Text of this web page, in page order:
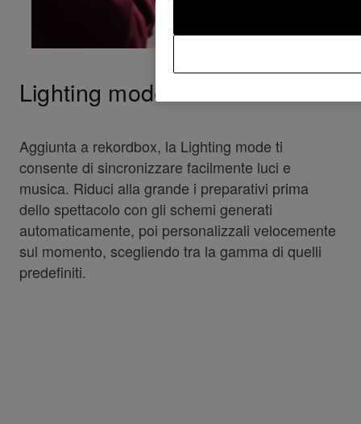
Lighting mode
Aggiunta a rekordbox, la Lighting mode ti
consente di sincronizzare facilmente luci e
musica. Riduci alla grande i preparativi prima
dello spettacolo con gli schemi generati
automaticamente, poi personalizzali velocemente
sul momento, scegliendo tra la gamma di quelli
predefiniti.